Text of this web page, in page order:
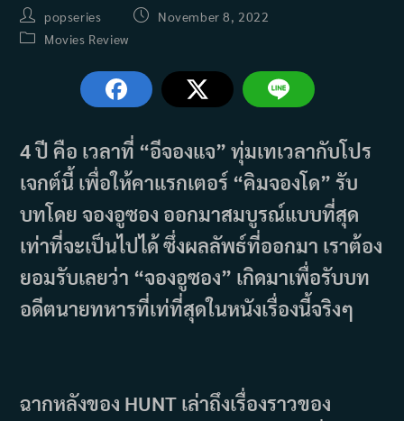
Post
author:
popseries
PostNovember 8, 2022
PostMovies Review
4 ปี คือ เวลาที่ “อีจองแจ” ทุ่มเทเวลากับโปร
เจกต์นี้ เพื่อให้คาแรกเตอร์ “คิมจองโด” รับ
บทโดย จองอูซอง ออกมาสมบูรณ์แบบที่สุด
เท่าที่จะเป็นไปได้ ซึ่งผลลัพธ์ที่ออกมา เราต้อง
ยอมรับเลยว่า “จองอูซอง” เกิดมาเพื่อรับบท
อดีตนายทหารที่เท่ที่สุดในหนังเรื่องนี้จริงๆ
ฉากหลังของ HUNT เล่าถึงเรื่องราวของ